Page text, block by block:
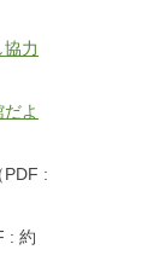
力
よ
PDF :
: 約